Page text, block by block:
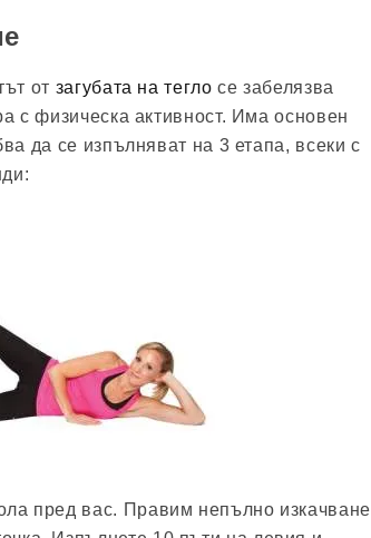
от загубата на тегло се забелязва
с физическа активност. Има основен
да се изпълняват на 3 етапа, всеки с
пред вас. Правим непълно изкачване